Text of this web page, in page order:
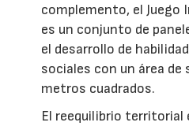
complemento, el Juego
es un conjunto de
el desarrollo de
sociales con un área de
metros cuadrados.
El reequilibrio territorial